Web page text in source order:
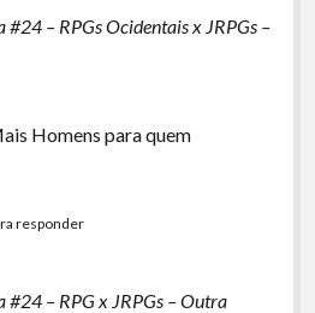
#24 – RPGs Ocidentais x JRPGs –
Homens para quem
responder
#24 – RPG x JRPGs – Outra